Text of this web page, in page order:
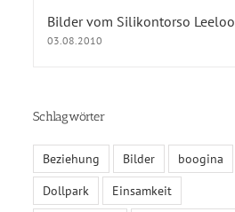
Bilder vom Silikontorso Leeloo
03.08.2010
Schlagwörter
Beziehung Bilder
boogina
Dollpark
Einsamkeit